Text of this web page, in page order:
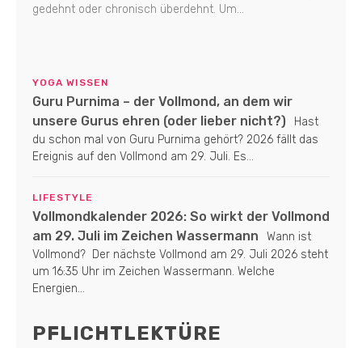
gedehnt oder chronisch überdehnt. Um...
YOGA WISSEN
Guru Purnima – der Vollmond, an dem wir
unsere Gurus ehren (oder lieber nicht?)
Hast
du schon mal von Guru Purnima gehört? 2026 fällt das
Ereignis auf den Vollmond am 29. Juli. Es...
LIFESTYLE
Vollmondkalender 2026: So wirkt der Vollmond
am 29. Juli im Zeichen Wassermann
Wann ist
Vollmond? Der nächste Vollmond am 29. Juli 2026 steht
um 16:35 Uhr im Zeichen Wassermann. Welche
Energien...
PFLICHTLEKTÜRE